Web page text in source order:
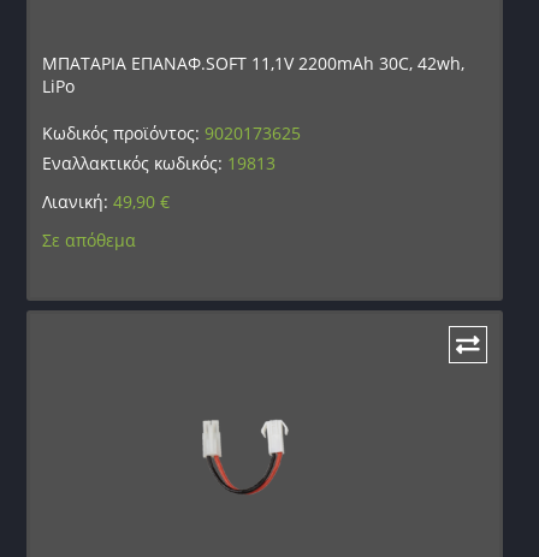
ΜΠΑΤΑΡΙΑ ΕΠΑΝΑΦ.SOFT 11,1V 2200mAh 30C, 42wh,
LiPo
Κωδικός προϊόντος:9020173625
Εναλλακτικός κωδικός: 19813
Λιανική:49,90€
Σε απόθεμα